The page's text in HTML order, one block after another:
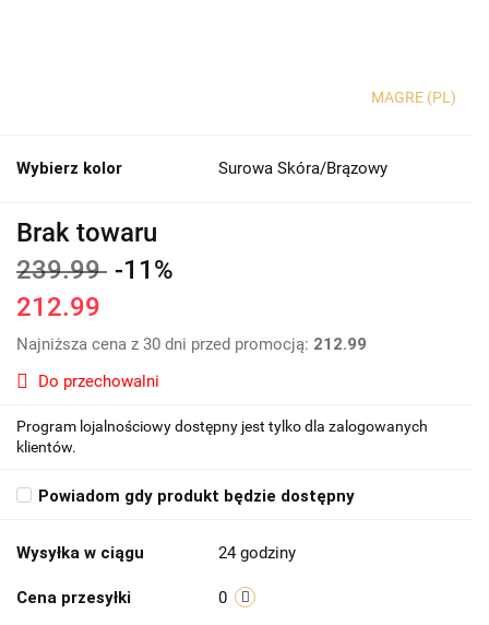
MAGRE (PL)
Wybierz kolor Surowa Skóra/Brązowy
Brak towaru
239.99 -11%
212.99
Najniższa cena z 30 dni przed promocją: 212.99
Do przechowalni
Program lojalnościowy dostępny jest tylko dla zalogowanych
klientów.
Powiadom gdy produkt będzie dostępny
Wysyłka w ciągu 24 godziny
Cena przesyłki 0